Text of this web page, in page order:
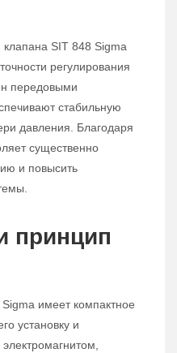
клапана SIT 848 Sigma
регулирования
передовыми
стабильную
давления. Благодаря
существенно
и повысить
принцип
имеет компактное
установку и